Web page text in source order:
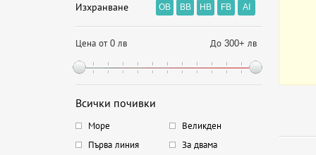
Изхранване OB BB HB FB AI
Цена от 0 лв До 300+ лв
Всички почивки
Море
Великден
Първа линия
За двама